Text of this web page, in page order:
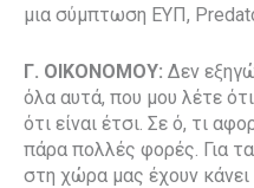
μια σύμπτωση ΕΥΠ,
Γ. ΟΙΚΟΝΟΜΟΥ: Δεν
όλα αυτά, που μου λέτε
ότι είναι έτσι. Σε ό, τι
πάρα πολλές φορές. Για
στη χώρα μας έχουν